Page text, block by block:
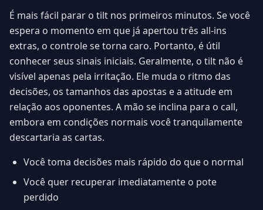
É mais fácil parar o tilt nos primeiros minutos. Se você
espera o momento em que já apertou três all-ins
extras, o controle se torna caro. Portanto, é útil
conhecer seus sinais iniciais. Geralmente, o tilt não é
visível apenas pela irritação. Ele muda o ritmo das
decisões, os tamanhos das apostas e a atitude em
relação aos oponentes. A mão se inclina para o call,
embora em condições normais você tranquilamente
descartaria as cartas.
Você toma decisões mais rápido do que o normal
Você quer recuperar imediatamente o pote
perdido